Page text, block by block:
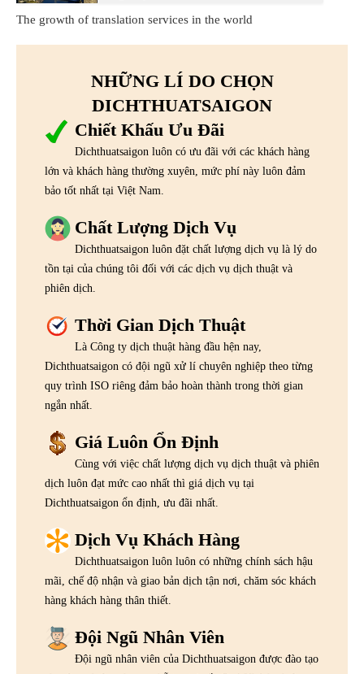
The growth of translation services in the world
NHỮNG LÍ DO CHỌN
DICHTHUATSAIGON
Chiết Khấu Ưu Đãi
Dichthuatsaigon luôn có ưu đãi với các khách hàng
lớn và khách hàng thường xuyên, mức phí này luôn đảm
bảo tốt nhất tại Việt Nam.
Chất Lượng Dịch Vụ
Dichthuatsaigon luôn đặt chất lượng dịch vụ là lý do
tồn tại của chúng tôi đối với các dịch vụ dịch thuật và
phiên dịch.
Thời Gian Dịch Thuật
Là Công ty dịch thuật hàng đầu hện nay,
Dichthuatsaigon có đội ngũ xử lí chuyên nghiệp theo từng
quy trình ISO riêng đảm bảo hoàn thành trong thời gian
ngắn nhất.
Giá Luôn Ổn Định
Cùng với việc chất lượng dịch vụ dịch thuật và phiên
dịch luôn đạt mức cao nhất thì giá dịch vụ tại
Dichthuatsaigon ổn định, ưu đãi nhất.
Dịch Vụ Khách Hàng
Dichthuatsaigon luôn luôn có những chính sách hậu
mãi, chế độ nhận và giao bản dịch tận nơi, chăm sóc khách
hàng khách hàng thân thiết.
Đội Ngũ Nhân Viên
Đội ngũ nhân viên của Dichthuatsaigon được đào tạo